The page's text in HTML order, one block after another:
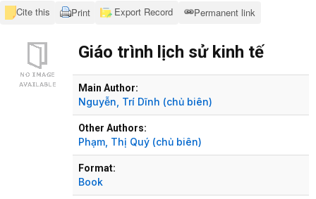
Cite this Print Export Record Permanent link
Giáo trình lịch sử kinh tế
Main Author:
Nguyễn, Trí Dĩnh (chủ biên)
Other Authors:
Phạm, Thị Quý (chủ biên)
Format:
Book